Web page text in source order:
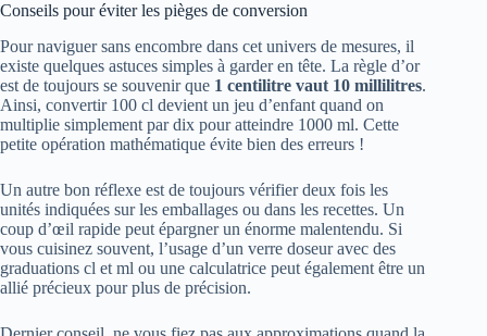
Conseils pour éviter les pièges de conversion
Pour naviguer sans encombre dans cet univers de mesures, il
existe quelques astuces simples à garder en tête. La règle d’or
est de toujours se souvenir que 1 centilitre vaut 10 millilitres.
Ainsi, convertir 100 cl devient un jeu d’enfant quand on
multiplie simplement par dix pour atteindre 1000 ml. Cette
petite opération mathématique évite bien des erreurs !
Un autre bon réflexe est de toujours vérifier deux fois les
unités indiquées sur les emballages ou dans les recettes. Un
coup d’œil rapide peut épargner un énorme malentendu. Si
vous cuisinez souvent, l’usage d’un verre doseur avec des
graduations cl et ml ou une calculatrice peut également être un
allié précieux pour plus de précision.